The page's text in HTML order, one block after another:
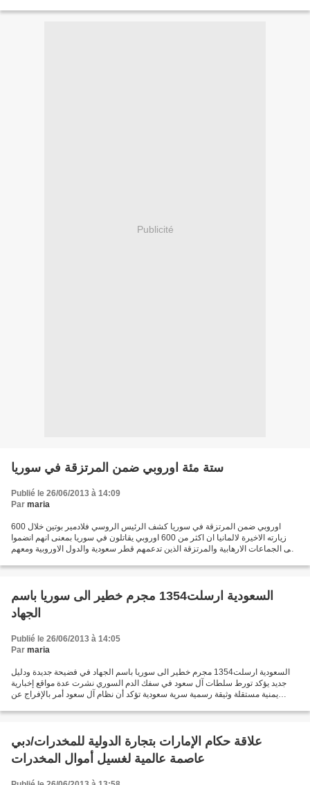
Publicité
ستة مئة اوروبي ضمن المرتزقة في سوريا
Publié le 26/06/2013 à 14:09
Par maria
600 اوروبي ضمن المرتزقة في سوريا كشف الرئيس الروسي فلادمير بوتين خلال
زيارته الاخيرة لالمانيا ان اكثر من 600 اوروبي يقاتلون في سوريا بمعنى انهم انضموا
الى الجماعات الارهابية والمرتزقة الذين تدعمهم قطر سعودية والدول الاوروبية ومعهم
السعودية ارسلت1354 مجرم خطير الى سوريا باسم
الجهاد
Publié le 26/06/2013 à 14:05
Par maria
السعودية ارسلت1354 مجرم خطير الى سوريا باسم الجهاد في فضيحة جديدة ودليل
جديد يؤكد تورط سلطات آل سعود في سفك الدم السوري نشرت عدة مواقع إخبارية
يمنية مستقلة وثيقة رسمية سرية سعودية تؤكد أن نظام آل سعود أمر بالإفراج عن
علاقة حكام الإمارات بتجارة الدولية للمخدرات/دبي
عاصمة عالمية لغسيل أموال المخدرات